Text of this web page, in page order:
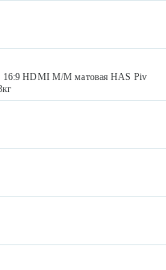
HDMI M/M матовая HAS Piv